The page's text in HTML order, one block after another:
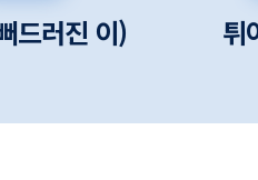
드러진 이) 튀